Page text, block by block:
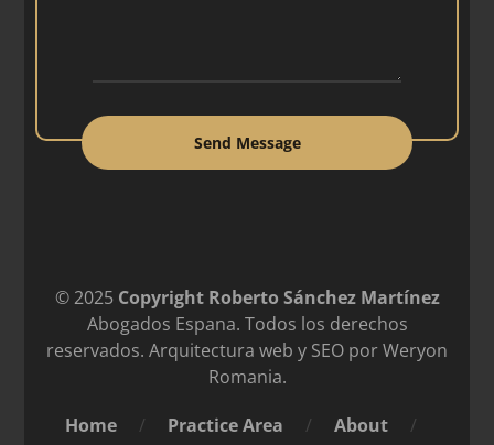
Send Message
© 2025 Copyright Roberto Sánchez Martínez
Abogados Espana. Todos los derechos
reservados. Arquitectura web y SEO porWeryon
Romania.
Home
/ Practice Area / About
/